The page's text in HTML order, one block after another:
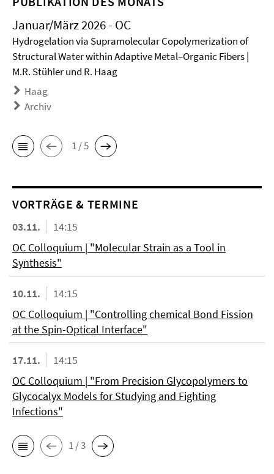
Januar/März 2026 - OC
Hydrogelation via Supramolecular Copolymerization of
Structural Water within Adaptive Metal–Organic Fibers |
M.R. Stühler und R. Haag
Haag
Archiv
1 / 5
VORTRÄGE & TERMINE
03.11.
14:15
OC Colloquium | "Molecular Strain as a Tool in
Synthesis"
10.11.
14:15
OC Colloquium | "Controlling chemical Bond Fission
at the Spin-Optical Interface"
17.11.
14:15
OC Colloquium | "From Precision Glycopolymers to
Glycocalyx Models for Studying and Fighting
Infections"
1 / 3